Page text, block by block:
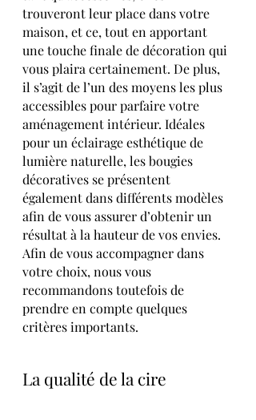
trouveront leur place dans votre
maison, et ce, tout en apportant
une touche finale de décoration qui
vous plaira certainement. De plus,
il s’agit de l’un des moyens les plus
accessibles pour parfaire votre
aménagement intérieur. Idéales
pour un éclairage esthétique de
lumière naturelle, les bougies
décoratives se présentent
également dans différents modèles
afin de vous assurer d’obtenir un
résultat à la hauteur de vos envies.
Afin de vous accompagner dans
votre choix, nous vous
recommandons toutefois de
prendre en compte quelques
critères importants.
La qualité de la cire